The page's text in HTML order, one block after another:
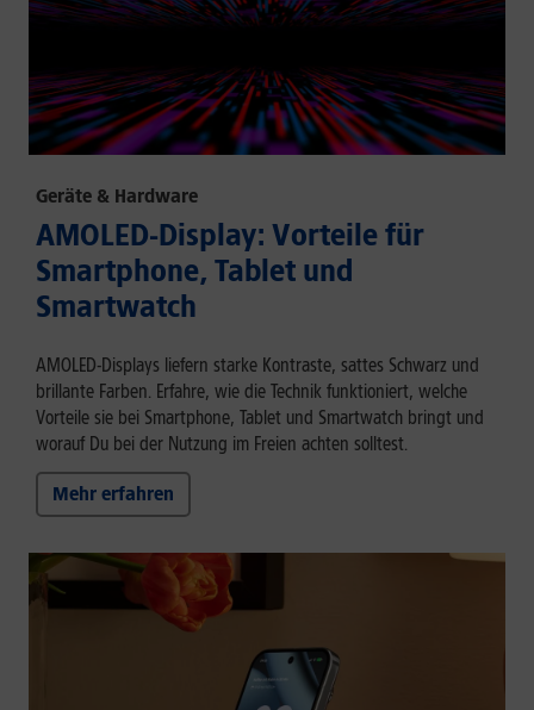
Geräte & Hardware
AMOLED-Display: Vorteile für
Smartphone, Tablet und
Smartwatch
AMOLED-Displays liefern starke Kontraste, sattes Schwarz und
brillante Farben. Erfahre, wie die Technik funktioniert, welche
Vorteile sie bei Smartphone, Tablet und Smartwatch bringt und
worauf Du bei der Nutzung im Freien achten solltest.
Mehr erfahren